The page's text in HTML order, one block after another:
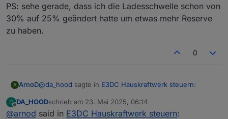
PS: sehe gerade, dass ich die Ladesschwelle schon von
30% auf 25% geändert hatte um etwas mehr Reserve
zu haben.
0
A ArnoD@da_hood sagte in E3DC Hauskraftwerk steuern:
Könntest du denn vielleicht eine "User
D
Offline
DA_HOODschrieb am 23. Mai 2025, 06:14
zuletzt editiert von
@arnod said in E3DC Hauskraftwerk steuern: